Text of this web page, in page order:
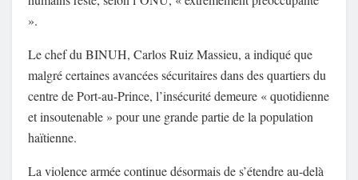
».
Le chef du BINUH, Carlos Ruiz Massieu, a indiqué que
malgré certaines avancées sécuritaires dans des quartiers du
centre de Port-au-Prince, l’insécurité demeure « quotidienne
et insoutenable » pour une grande partie de la population
haïtienne.
La violence armée continue désormais de s’étendre au-delà